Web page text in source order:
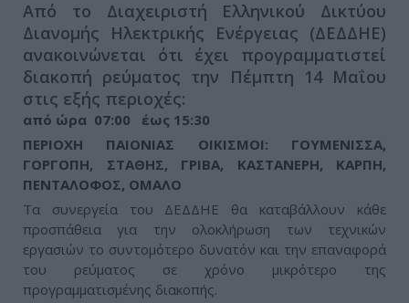
Από το Διαχειριστή Ελληνικού Δικτύου
Διανομής Ηλεκτρικής Ενέργειας (ΔΕΔΔΗΕ)
ανακοινώνεται ότι έχει προγραμματιστεί
διακοπή ρεύματος την Πέμπτη 14 Μαΐου
στις εξής περιοχές:
από ώρα 07:00 έως 15:30
ΠΕΡΙΟΧΗ ΠΑΙΟΝΙΑΣ ΟΙΚΙΣΜΟΙ: ΓΟΥΜΕΝΙΣΣΑ,
ΓΟΡΓΟΠΗ, ΣΤΑΘΗΣ, ΓΡΙΒΑ, ΚΑΣΤΑΝΕΡΗ, ΚΑΡΠΗ,
ΠΕΝΤΑΛΟΦΟΣ, ΟΜΑΛΟ
Τα συνεργεία του ΔΕΔΔΗΕ θα καταβάλλουν κάθε
προσπάθεια για την ολοκλήρωση των τεχνικών
εργασιών το συντομότερο δυνατόν και την επαναφορά
του ρεύματος σε χρόνο μικρότερο της
προγραμματισμένης διακοπής.